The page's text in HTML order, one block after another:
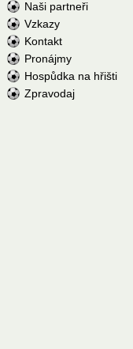
Naši partneři
Vzkazy
Kontakt
Pronájmy
Hospůdka na hřišti
Zpravodaj